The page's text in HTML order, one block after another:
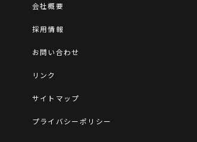
会社概要
採用情報
お問い合わせ
リンク
サイトマップ
プライバシーポリシー